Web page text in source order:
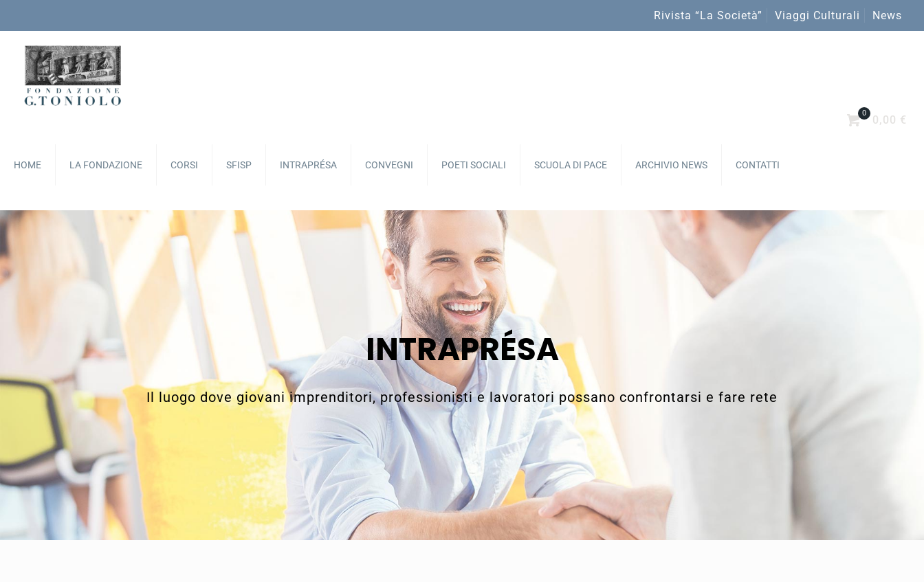
Rivista “La Società” Viaggi Culturali News
HOME LA FONDAZIONE CORSI SFISP INTRAPRÉSA CONVEGNI POETI SOCIALI SCUOLA DI PACE ARCHIVIO NEWS CONTATTI
0
0,00 €
INTRAPRÉSA
Il luogo dove giovani imprenditori, professionisti e lavoratori possano confrontarsi e fare rete